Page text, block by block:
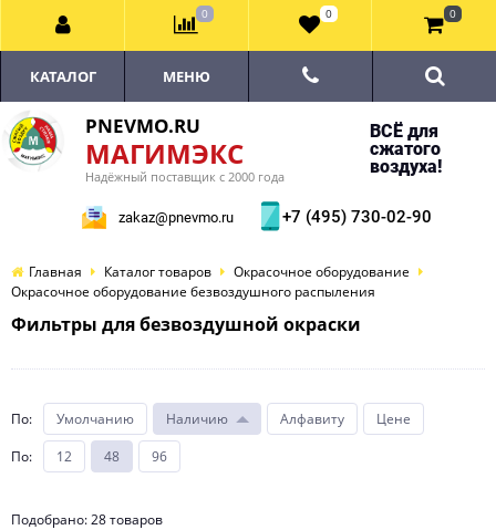
PNEVMO.RU
МАГИМЭКС
Надёжный поставщик с 2000 года
ВСЁ для
сжатого
воздуха!
zakaz@pnevmo.ru +7 (495) 730-02-90
КАТАЛОГ МЕНЮ
Главная Каталог товаров
Окрасочное оборудование
Окрасочное оборудование безвоздушного распыления
Фильтры для безвоздушной окраски
По: Умолчанию Наличию Алфавиту
Цене
По: 12 48 96
Подобрано: 28 товаров
0 0 0